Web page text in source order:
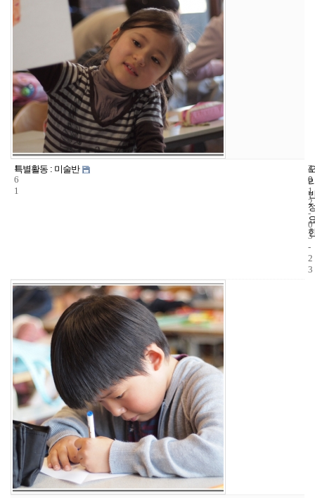
1
6
1
특별활동 : 미술반
4
0
2
0
1
2
-
0
3
-
2
3